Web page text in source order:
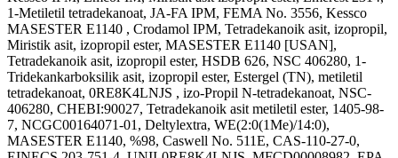
1-Metiletil tetradekanoat, JA-FA IPM, FEMA No. 3556, Kessco
MASESTER E1140 , Crodamol IPM, Tetradekanoik asit, izopropil,
Miristik asit, izopropil ester, MASESTER E1140 [USAN],
Tetradekanoik asit, izopropil ester, HSDB 626, NSC 406280, 1-
Tridekankarboksilik asit, izopropil ester, Estergel (TN), metiletil
tetradekanoat, 0RE8K4LNJS , izo-Propil N-tetradekanoat, NSC-
406280, CHEBI:90027, Tetradekanoik asit metiletil ester, 1405-98-
7, NCGC00164071-01, Deltylextra, WE(2:0(1Me)/14:0),
MASESTER E1140, %98, Caswell No. 511E, CAS-110-27-0,